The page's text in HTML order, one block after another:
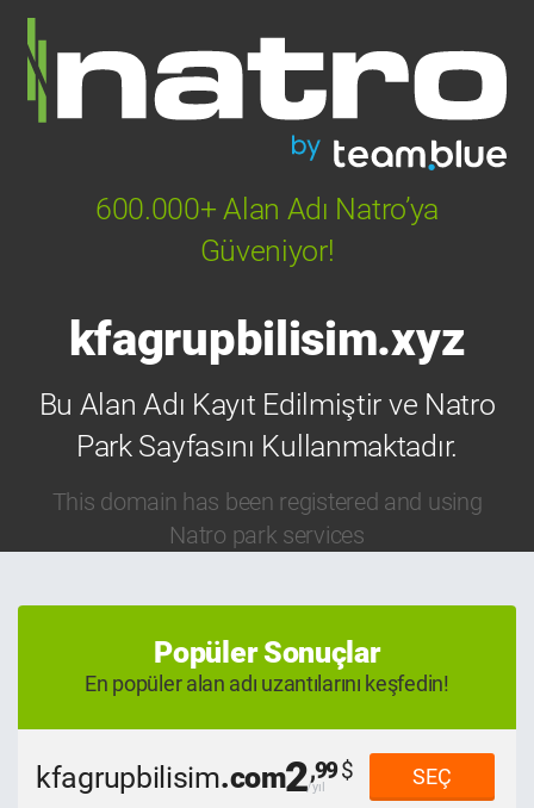
600.000+ Alan Adı Natro’ya
Güveniyor!
kfagrupbilisim.xyz
Bu Alan Adı Kayıt Edilmiştir ve Natro
Park Sayfasını Kullanmaktadır.
This domain has been registered and using
Natro park services
Popüler Sonuçlar
En popüler alan adı uzantılarını keşfedin!
kfagrupbilisim.com2,99 SEÇ